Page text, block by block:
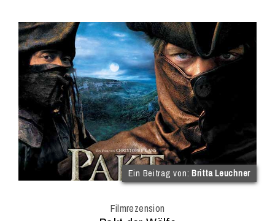
Ein Beitrag von:Britta Leuchner
Filmrezension